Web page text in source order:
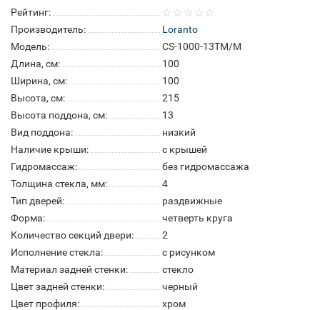
Рейтинг:
Производитель:
Loranto
Модель:
CS-1000-13TM/M
Длина, см:
100
Ширина, см:
100
Высота, см:
215
Высота поддона, см:
13
Вид поддона:
низкий
Наличие крыши:
с крышей
Гидромассаж:
без гидромассажа
Толщина стекла, мм:
4
Тип дверей:
раздвижные
Форма:
четверть круга
Количество секций двери:
2
Исполнение стекла:
с рисунком
Материал задней стенки:
стекло
Цвет задней стенки:
черный
Цвет профиля:
хром